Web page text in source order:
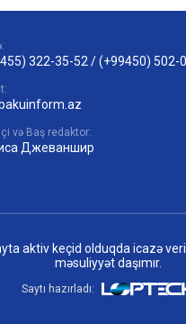
322-35-52 /(+99450) 502-
və Baş redaktor:
Джеваншир
aktiv keçid olduqda icazə
məsuliyyət daşımır.
Saytı hazırladı: